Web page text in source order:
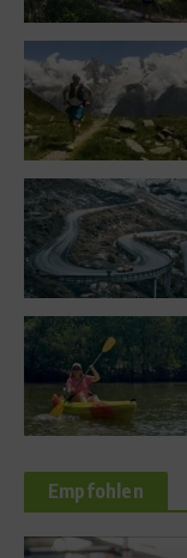
Empfohlen